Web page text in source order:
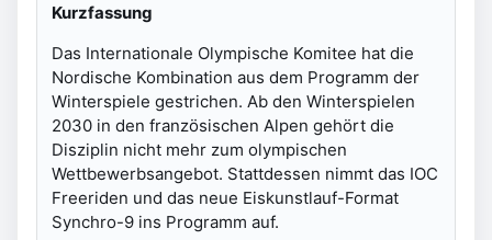
Kurzfassung
Das Internationale Olympische Komitee hat die
Nordische Kombination aus dem Programm der
Winterspiele gestrichen. Ab den Winterspielen
2030 in den französischen Alpen gehört die
Disziplin nicht mehr zum olympischen
Wettbewerbsangebot. Stattdessen nimmt das IOC
Freeriden und das neue Eiskunstlauf-Format
Synchro-9 ins Programm auf.